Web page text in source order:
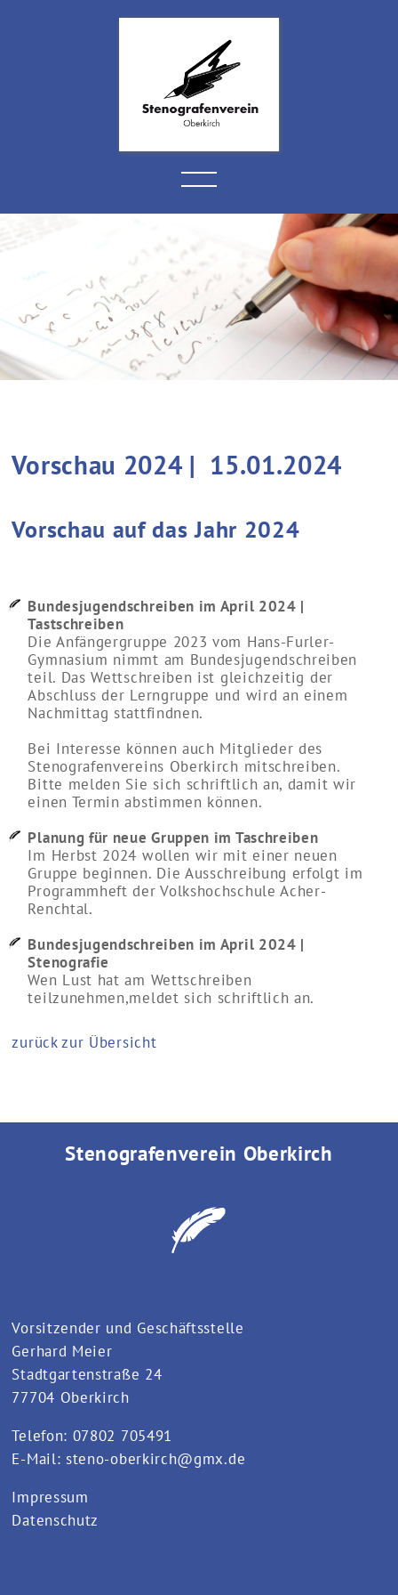
Vorschau 2024 | 15.01.2024
Vorschau auf das Jahr 2024
Bundesjugendschreiben im April 2024 |
Tastschreiben
Die Anfängergruppe 2023 vom Hans-Furler-
Gymnasium nimmt am Bundesjugendschreiben
teil. Das Wettschreiben ist gleichzeitig der
Abschluss der Lerngruppe und wird an einem
Nachmittag stattfindnen.
Bei Interesse können auch Mitglieder des
Stenografenvereins Oberkirch mitschreiben.
Bitte melden Sie sich schriftlich an, damit wir
einen Termin abstimmen können.
Planung für neue Gruppen im Taschreiben
Im Herbst 2024 wollen wir mit einer neuen
Gruppe beginnen. Die Ausschreibung erfolgt im
Programmheft der Volkshochschule Acher-
Renchtal.
Bundesjugendschreiben im April 2024 |
Stenografie
Wen Lust hat am Wettschreiben
teilzunehmen,meldet sich schriftlich an.
zurück zur Übersicht
Stenografenverein Oberkirch
Vorsitzender und Geschäftsstelle
Gerhard Meier
Stadtgartenstraße 24
77704 Oberkirch
Telefon: 07802 705491
E-Mail: steno-oberkirch@gmx.de
Impressum
Datenschutz